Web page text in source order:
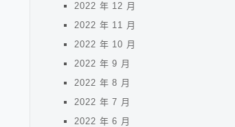
2022 年 12 月
2022 年 11 月
2022 年 10 月
2022 年 9 月
2022 年 8 月
2022 年 7 月
2022 年 6 月